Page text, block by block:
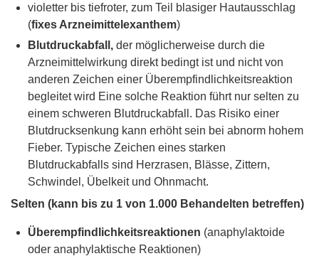
violetter bis tiefroter, zum Teil blasiger Hautausschlag
(fixes Arzneimittelexanthem)
Blutdruckabfall, der möglicherweise durch die
Arzneimittelwirkung direkt bedingt ist und nicht von
anderen Zeichen einer Überempfindlichkeitsreaktion
begleitet wird Eine solche Reaktion führt nur selten zu
einem schweren Blutdruckabfall. Das Risiko einer
Blutdrucksenkung kann erhöht sein bei abnorm hohem
Fieber. Typische Zeichen eines starken
Blutdruckabfalls sind Herzrasen, Blässe, Zittern,
Schwindel, Übelkeit und Ohnmacht.
Selten (kann bis zu 1 von 1.000 Behandelten betreffen)
Überempfindlichkeitsreaktionen (anaphylaktoide
oder anaphylaktische Reaktionen)